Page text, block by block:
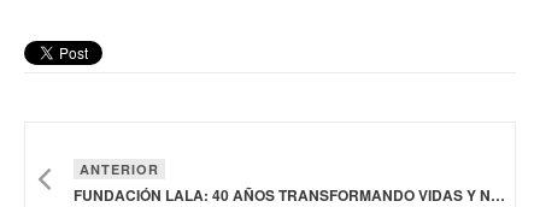
ANTERIOR
FUNDACIÓN LALA: 40 AÑOS TRANSFORMANDO VIDAS Y NUTRIENDO COMUNIDADES EN MÉXICO